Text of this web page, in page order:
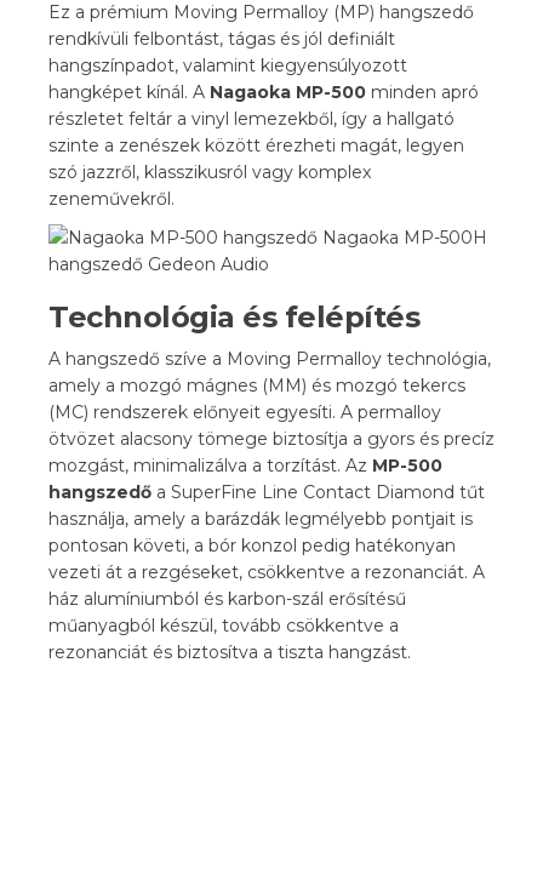
Ez a prémium Moving Permalloy (MP) hangszedő
rendkívüli felbontást, tágas és jól definiált
hangszínpadot, valamint kiegyensúlyozott
hangképet kínál. A Nagaoka MP-500 minden apró
részletet feltár a vinyl lemezekből, így a hallgató
szinte a zenészek között érezheti magát, legyen
szó jazzről, klasszikusról vagy komplex
zeneművekről.
Technológia és felépítés
A hangszedő szíve a Moving Permalloy technológia,
amely a mozgó mágnes (MM) és mozgó tekercs
(MC) rendszerek előnyeit egyesíti. A permalloy
ötvözet alacsony tömege biztosítja a gyors és precíz
mozgást, minimalizálva a torzítást. Az MP-500
hangszedő a SuperFine Line Contact Diamond tűt
használja, amely a barázdák legmélyebb pontjait is
pontosan követi, a bór konzol pedig hatékonyan
vezeti át a rezgéseket, csökkentve a rezonanciát. A
ház alumíniumból és karbon-szál erősítésű
műanyagból készül, tovább csökkentve a
rezonanciát és biztosítva a tiszta hangzást.